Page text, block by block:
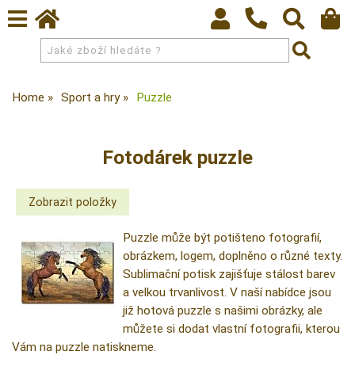
Home Sport a hry Puzzle
Fotodárek puzzle
Puzzle může být potišteno fotografií,
obrázkem, logem, doplněno o různé texty.
Sublimační potisk zajišťuje stálost barev
a velkou trvanlivost. V naší nabídce jsou
již hotová puzzle s našimi obrázky, ale
můžete si dodat vlastní fotografii, kterou
Vám na puzzle natiskneme.